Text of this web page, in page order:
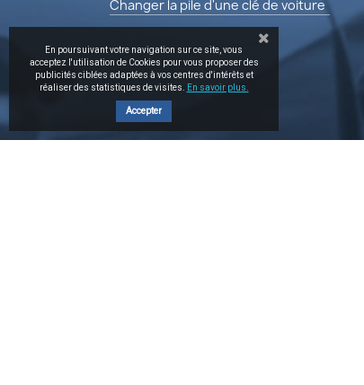
Changer la pile d'une clé de voiture
En poursuivant votre navigation sur ce site, vous
acceptez l'utilisation de Cookies pour vous proposer des
publicités ciblées adaptées à vos centres d'intérêts et
réaliser des statistiques de visites.
En savoir plus.
Accepter